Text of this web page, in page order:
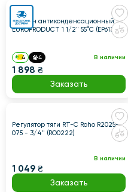
Клапан антиконденсационный
EUROPRODUCT 1 1/2" 55°С (EP6139)
4 4 В наличии
1 898 ₴
Заказать
Регулятор тяги RT-C Roho R2025-
075 - 3/4" (RO0222)
В наличии
1 049 ₴
Заказать